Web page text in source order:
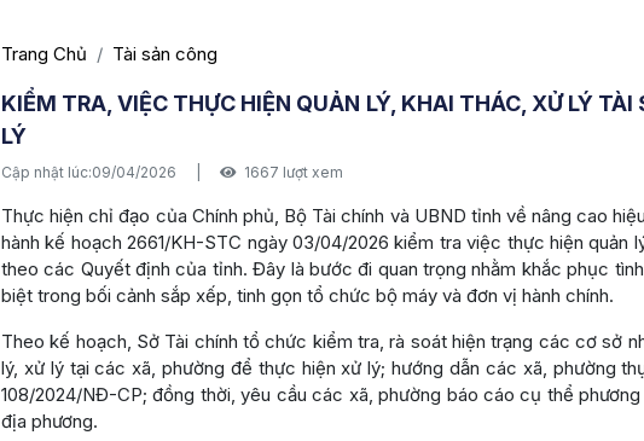
Trang Chủ Tài sản công
KIỂM TRA, VIỆC THỰC HIỆN QUẢN LÝ, KHAI THÁC, XỬ LÝ
LÝ
Cập nhật lúc:09/04/2026 1667 lượt xem
Thực hiện chỉ đạo của Chính phủ, Bộ Tài chính và UBND tỉnh về nâng cao
hành kế hoạch 2661/KH-STC ngày 03/04/2026 kiểm tra việc thực hiện
theo các Quyết định của tỉnh. Đây là bước đi quan trọng nhằm khắc phục
biệt trong bối cảnh sắp xếp, tinh gọn tổ chức bộ máy và đơn vị hành chính.
Theo kế hoạch, Sở Tài chính tổ chức kiểm tra, rà soát hiện trạng các cơ sở
lý, xử lý tại các xã, phường để thực hiện xử lý; hướng dẫn các xã, phường
108/2024/NĐ-CP; đồng thời, yêu cầu các xã, phường báo cáo cụ thể
địa phương.